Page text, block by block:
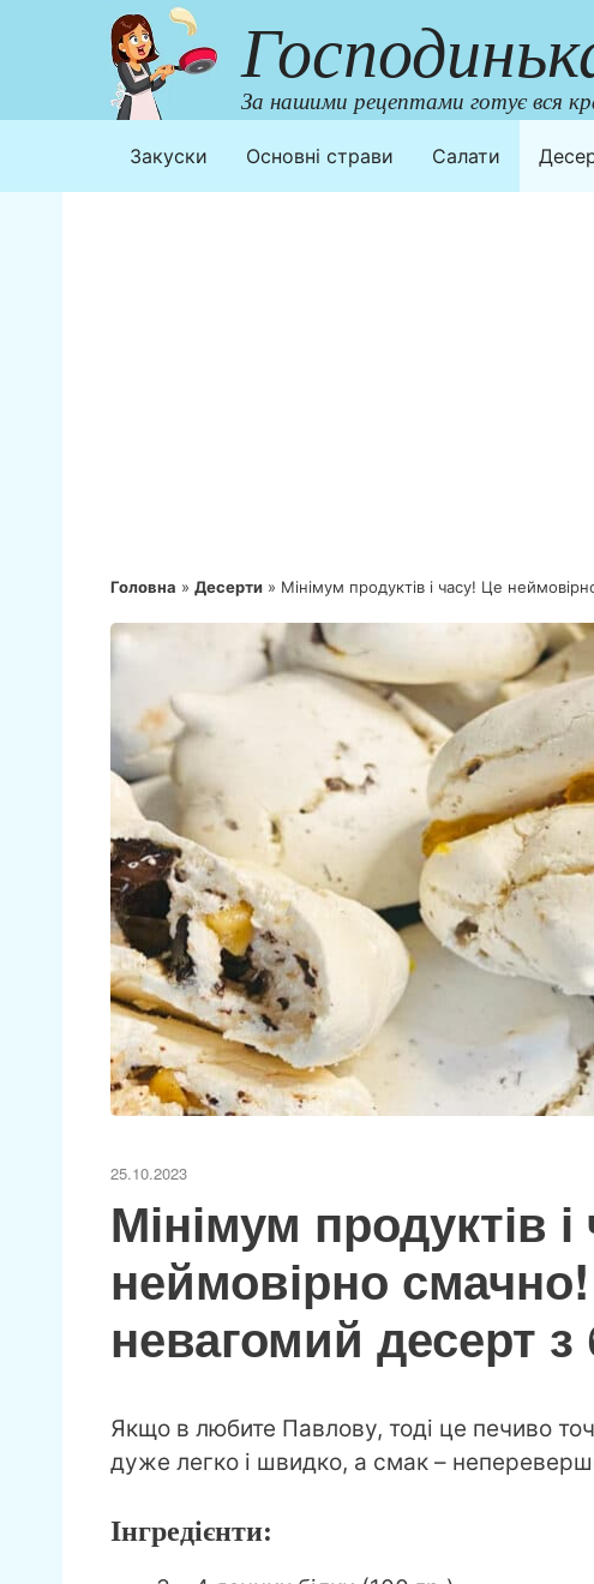
За нашими рецептами готує вся
Закуски Основні страви Салати
Головна » Десерти » Мінімум продуктів і часу! Це
25.10.2023
Мінімум продуктів
неймовірно
невагомий десерт з
Якщо в любите Павлову, тоді це печиво
дуже легко і швидко, а смак –
Інгредієнти: